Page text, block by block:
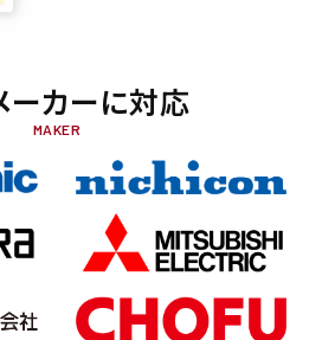
ーカーに対応
MAKER